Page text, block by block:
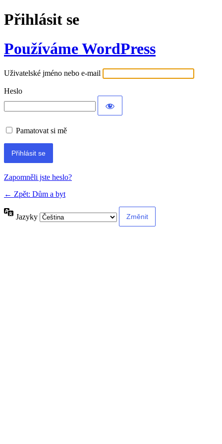
Přihlásit se
Používáme WordPress
Uživatelské jméno nebo e-mail
Heslo
Pamatovat si mě
Alternative:
Zapomněli jste heslo?
← Zpět: Dům a byt
Jazyky